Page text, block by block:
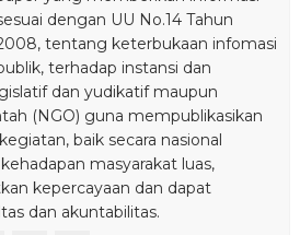
dengan UU No.14 Tahun
tentang keterbukaan infomasi
terhadap instansi dan
dan yudikatif maupun
(NGO) guna mempublikasikan
baik secara nasional
masyarakat luas,
kepercayaan dan dapat
dan akuntabilitas.